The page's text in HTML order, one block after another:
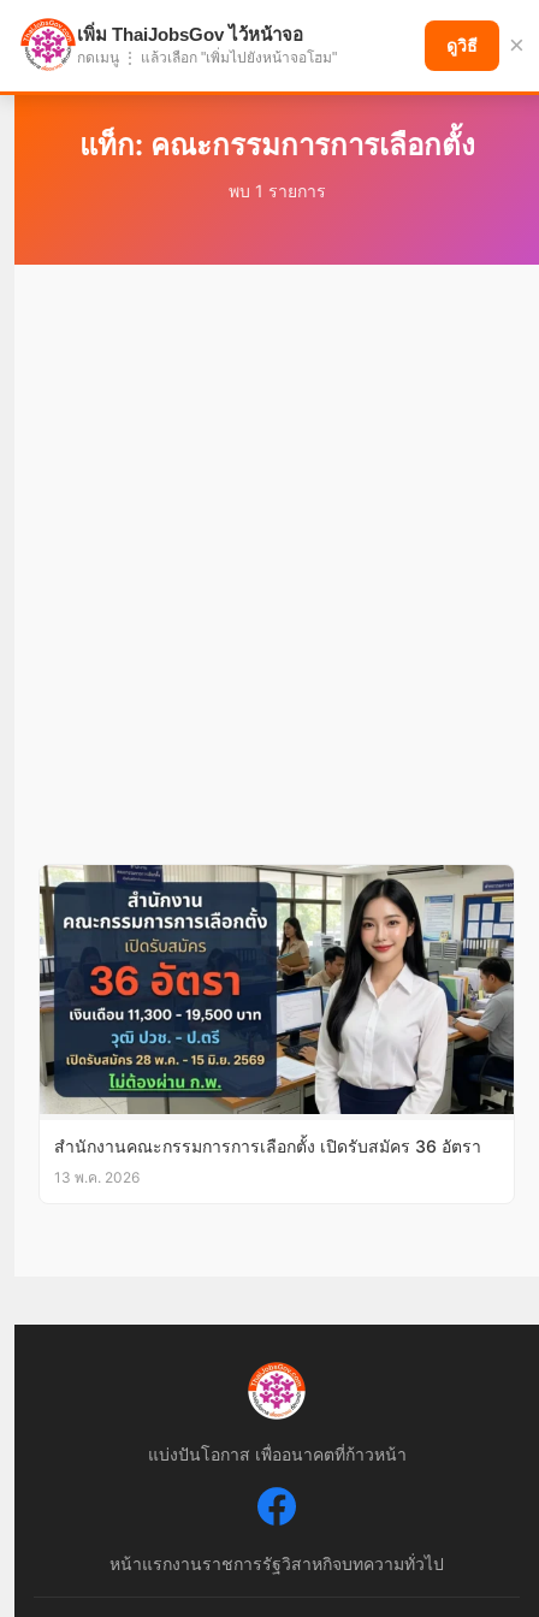
แบ่งปันโอกาส เพื่ออนาคตที่ก้าวหน้า
แท็ก: คณะกรรมการการเลือกตั้ง
พบ 1 รายการ
สำนักงานคณะกรรมการการเลือกตั้ง เปิดรับสมัคร 36 อัตรา
13 พ.ค. 2026
แบ่งปันโอกาส เพื่ออนาคตที่ก้าวหน้า
หน้าแรกงานราชการรัฐวิสาหกิจบทความทั่วไป
เพิ่ม ThaiJobsGov ไว้หน้าจอ
กดเมนู ⋮ แล้วเลือก "เพิ่มไปยังหน้าจอโฮม"
ดูวิธี ×